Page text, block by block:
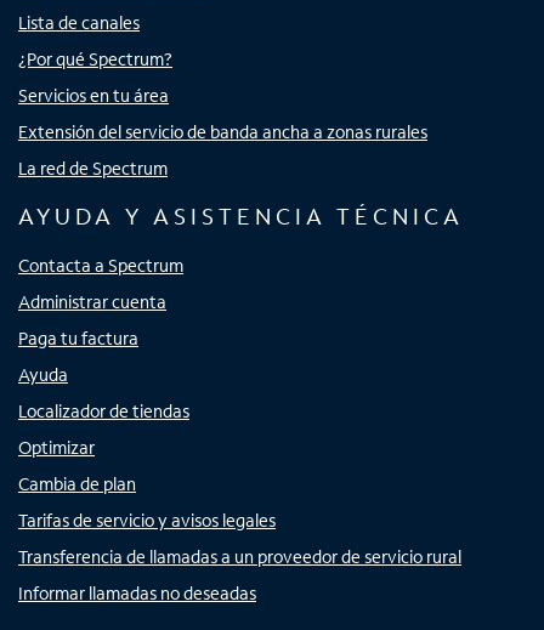
Lista de canales
¿Por qué Spectrum?
Servicios en tu área
Extensión del servicio de banda ancha a zonas rurales
La red de Spectrum
AYUDA Y ASISTENCIA TÉCNICA
Contacta a Spectrum
Administrar cuenta
Paga tu factura
Ayuda
Localizador de tiendas
Optimizar
Cambia de plan
Tarifas de servicio y avisos legales
Transferencia de llamadas a un proveedor de servicio rural
Informar llamadas no deseadas